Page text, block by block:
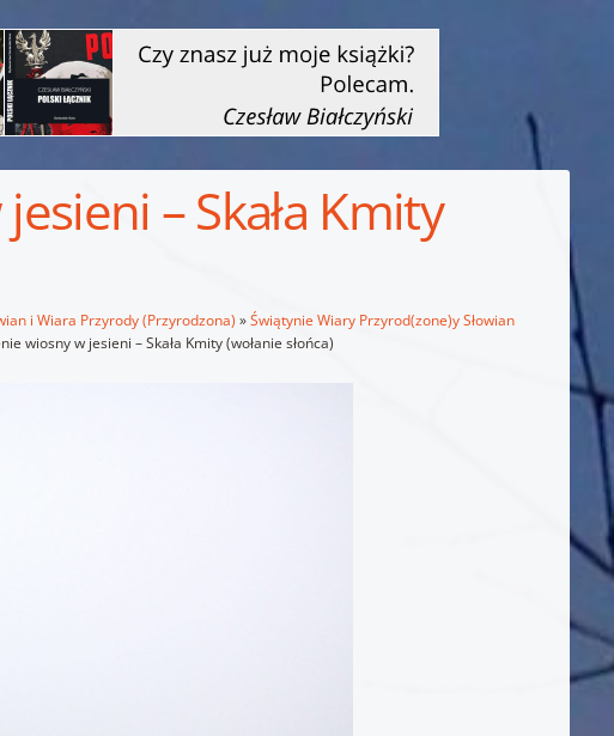
– Skała Kmity
i Wiara Przyrody (Przyrodzona) »Świątynie Wiary Przyrod(zone)y Słowian
wiosny w jesieni – Skała Kmity (wołanie słońca)